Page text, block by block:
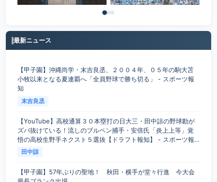
最新ニュース
【甲子園】沖縄尚学・末吉良丞、２００４年、０５年の駒大苫
小牧以来となる夏連覇へ「全員野球で勝ち切る」 - スポーツ報
知
末吉良丞
【YouTube】高校通算３０本塁打の日大三・田中諒の野球勘が
ズバ抜けている！流しのブルペン捕手・安倍氏「炎上上等」覚
悟の高校生野手ネクスト５選抜【ドラフト報知】 - スポーツ報
知田中諒
【甲子園】57年ぶりの聖地！ 秋田・横手が堂々行進 今大会